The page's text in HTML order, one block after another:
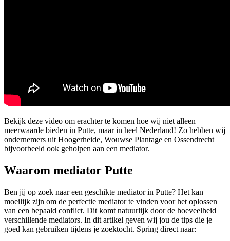
Bekijk deze video om erachter te komen hoe wij niet alleen
meerwaarde bieden in Putte, maar in heel Nederland! Zo hebben wij
ondernemers uit Hoogerheide, Wouwse Plantage en Ossendrecht
bijvoorbeeld ook geholpen aan een mediator.
Waarom mediator Putte
Ben jij op zoek naar een geschikte mediator in Putte? Het kan
moeilijk zijn om de perfectie mediator te vinden voor het oplossen
van een bepaald conflict. Dit komt natuurlijk door de hoeveelheid
verschillende mediators. In dit artikel geven wij jou de tips die je
goed kan gebruiken tijdens je zoektocht. Spring direct naar: